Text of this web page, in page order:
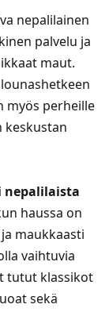
nepalilainen
palvelu ja
maut.
myös perheille
keskustan
nepalilaista
haussa on
maukkaasti
vaihtuvia
tutut klassikot
sekä